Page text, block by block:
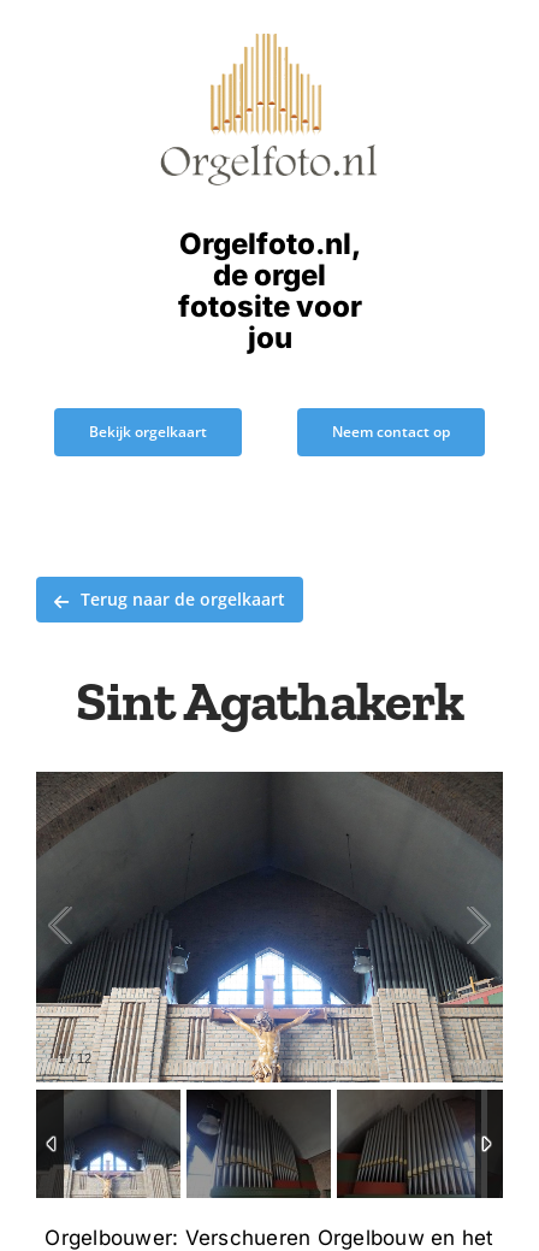
Orgelfoto.nl,
de orgel
fotosite voor
jou
Bekijk orgelkaart Neem contact op
Terug naar de orgelkaart
Sint Agathakerk
1/12
Orgelbouwer: Verschueren Orgelbouw en het